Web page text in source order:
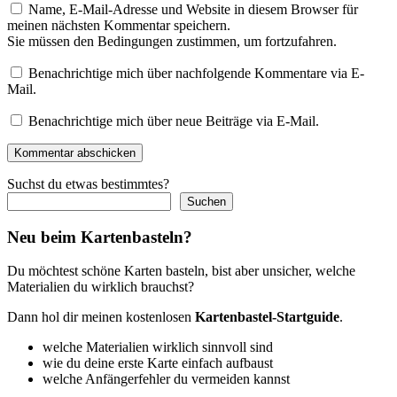
Name, E-Mail-Adresse und Website in diesem Browser für
meinen nächsten Kommentar speichern.
Sie müssen den Bedingungen zustimmen, um fortzufahren.
Benachrichtige mich über nachfolgende Kommentare via E-
Mail.
Benachrichtige mich über neue Beiträge via E-Mail.
Kommentar abschicken
Suchst du etwas bestimmtes?
Suchen
Neu beim Kartenbasteln?
Du möchtest schöne Karten basteln, bist aber unsicher, welche
Materialien du wirklich brauchst?
Dann hol dir meinen kostenlosen Kartenbastel-Startguide.
welche Materialien wirklich sinnvoll sind
wie du deine erste Karte einfach aufbaust
welche Anfängerfehler du vermeiden kannst